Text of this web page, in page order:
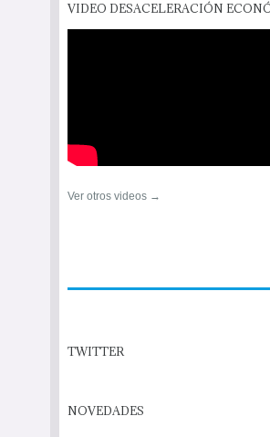
VIDEO DESACELERACIÓN
Ver otros videos →
TWITTER
NOVEDADES